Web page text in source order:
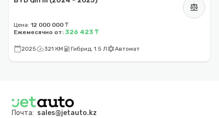
balance
Цена: 12 000 000 ₸
Ежемесячно от: 326 423 ₸
calendar_today2025speed321 КМ local_gas_stationГибрид, 1.5 ЛsettingsАвтомат
Почта: sales@jetauto.kz